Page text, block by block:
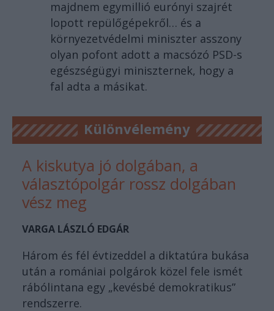
majdnem egymillió eurónyi szajrét
lopott repülőgépekről… és a
környezetvédelmi miniszter asszony
olyan pofont adott a macsózó PSD-s
egészségügyi miniszternek, hogy a
fal adta a másikat.
Különvélemény
A kiskutya jó dolgában, a
választópolgár rossz dolgában
vész meg
VARGA LÁSZLÓ EDGÁR
Három és fél évtizeddel a diktatúra bukása
után a romániai polgárok közel fele ismét
rábólintana egy „kevésbé demokratikus”
rendszerre.